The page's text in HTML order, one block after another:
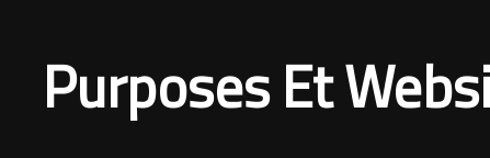
Purposes Et